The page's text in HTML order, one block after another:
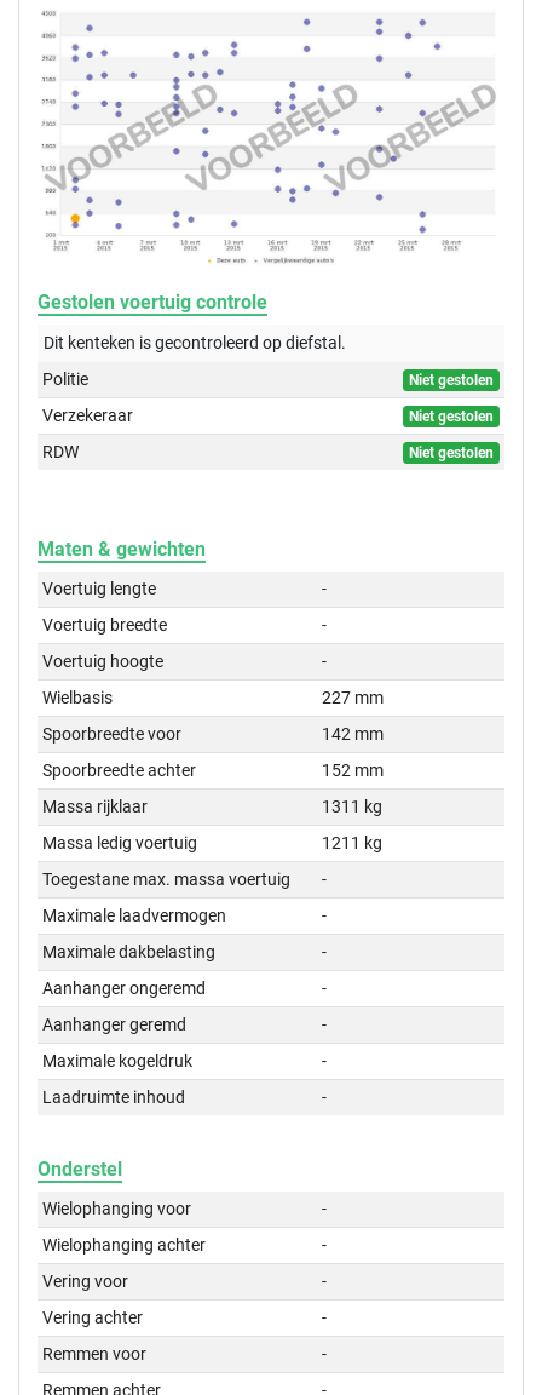
Gestolen voertuig controle
Dit kenteken is gecontroleerd opdiefstal.
Politie
Niet gestolen
Verzekeraar Niet gestolen
RDW Niet gestolen
Maten & gewichten
Voertuig lengte
-
Voertuig breedte
-
Voertuig hoogte
-
Wielbasis
227 mm
Spoorbreedte voor
142 mm
Spoorbreedte achter
152 mm
Massa rijklaar
1311 kg
Massa ledig voertuig
1211 kg
Toegestane max. massa voertuig
-
Maximale laadvermogen
-
Maximale dakbelasting
-
Aanhanger ongeremd
-
Aanhanger geremd
-
Maximale kogeldruk
-
Laadruimte inhoud
-
Onderstel
Wielophanging voor
-
Wielophanging achter
-
Vering voor
-
Vering achter
-
Remmen voor
-
Remmen achter
-